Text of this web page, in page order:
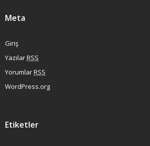
Meta
Giriş
YazılarRSS
YorumlarRSS
WordPress.org
Etiketler